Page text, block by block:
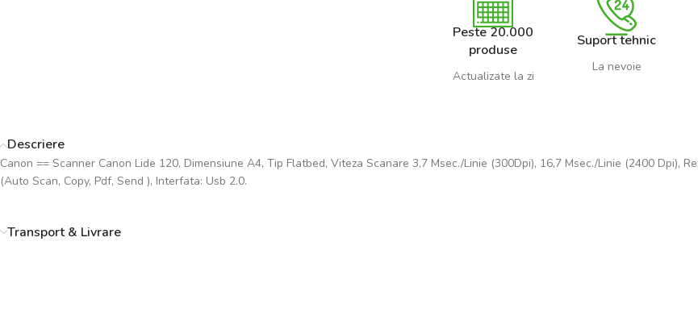
Peste 20.000
produse
Actualizate la zi
Suport tehnic
La nevoie
Descriere
Canon == Scanner Canon Lide 120, Dimensiune A4, Tip Flatbed, Viteza Scanare 3,7 Msec./Linie (300Dpi), 16,7 Msec./Linie (2400 Dpi),
(Auto Scan, Copy, Pdf, Send ), Interfata: Usb 2.0.
Transport & Livrare